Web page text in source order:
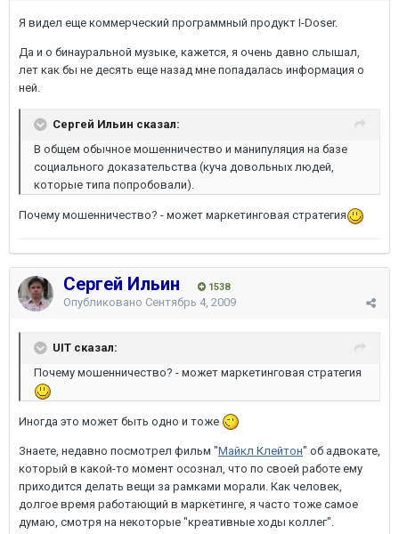
Я видел еще коммерческий программный продукт I-Doser.
Да и о бинауральной музыке, кажется, я очень давно слышал,
лет как бы не десять еще назад мне попадалась информация о
ней.
Сергей Ильин сказал:
В общем обычное мошенничество и манипуляция на базе
социального доказательства (куча довольных людей,
которые типа попробовали).
Почему мошенничество? - может маркетинговая стратегия
Сергей Ильин 1538
Опубликовано Сентябрь 4, 2009
UIT сказал:
Почему мошенничество? - может маркетинговая стратегия
Иногда это может быть одно и тоже
Знаете, недавно посмотрел фильм "Майкл Клейтон" об адвокате,
который в какой-то момент осознал, что по своей работе ему
приходится делать вещи за рамками морали. Как человек,
долгое время работающий в маркетинге, я часто тоже самое
думаю, смотря на некоторые "креативные ходы коллег".